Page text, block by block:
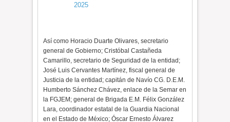
2025
Así como Horacio Duarte Olivares, secretario
general de Gobierno; Cristóbal Castañeda
Camarillo, secretario de Seguridad de la entidad;
José Luis Cervantes Martínez, fiscal general de
Justicia de la entidad; capitán de Navío CG. D.E.M.
Humberto Sánchez Chávez, enlace de la Semar en
la FGJEM; general de Brigada E.M. Félix González
Lara, coordinador estatal de la Guardia Nacional
en el Estado de México; Óscar Ernesto Álvarez